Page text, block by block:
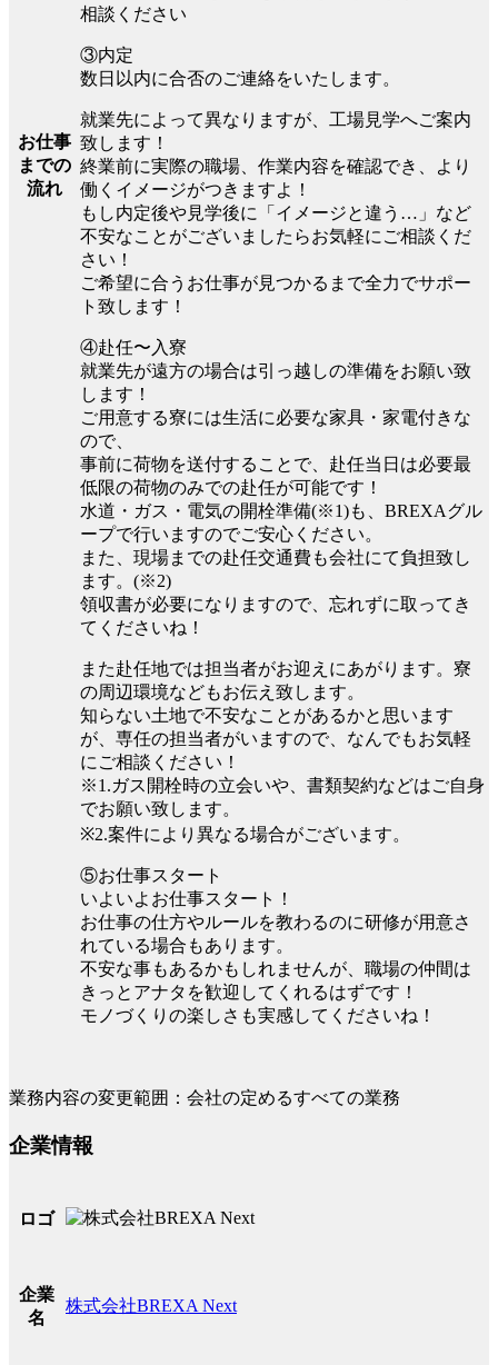
お仕事
までの
流れ
相談ください
③内定
数日以内に合否のご連絡をいたします。
就業先によって異なりますが、工場見学へご案内
致します！
終業前に実際の職場、作業内容を確認でき、より
働くイメージがつきますよ！
もし内定後や見学後に「イメージと違う…」など
不安なことがございましたらお気軽にご相談くだ
さい！
ご希望に合うお仕事が見つかるまで全力でサポー
ト致します！
④赴任〜入寮
就業先が遠方の場合は引っ越しの準備をお願い致
します！
ご用意する寮には生活に必要な家具・家電付きな
ので、
事前に荷物を送付することで、赴任当日は必要最
低限の荷物のみでの赴任が可能です！
水道・ガス・電気の開栓準備(※1)も、BREXAグル
ープで行いますのでご安心ください。
また、現場までの赴任交通費も会社にて負担致し
ます。(※2)
領収書が必要になりますので、忘れずに取ってき
てくださいね！
また赴任地では担当者がお迎えにあがります。寮
の周辺環境などもお伝え致します。
知らない土地で不安なことがあるかと思います
が、専任の担当者がいますので、なんでもお気軽
にご相談ください！
※1.ガス開栓時の立会いや、書類契約などはご自身
でお願い致します。
※2.案件により異なる場合がございます。
⑤お仕事スタート
いよいよお仕事スタート！
お仕事の仕方やルールを教わるのに研修が用意さ
れている場合もあります。
不安な事もあるかもしれませんが、職場の仲間は
きっとアナタを歓迎してくれるはずです！
モノづくりの楽しさも実感してくださいね！
業務内容の変更範囲：会社の定めるすべての業務
企業情報
ロゴ
企業
名
株式会社BREXA Next